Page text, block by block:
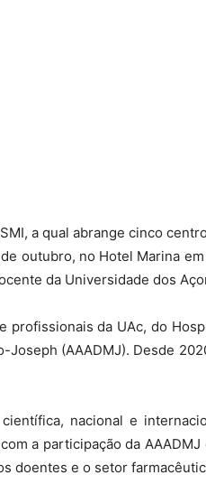
a qual abrange cinco
outubro, no Hotel Marina
da Universidade dos
da UAc, do
(AAADMJ). Desde
nacional e
a participação da
doentes e o setor